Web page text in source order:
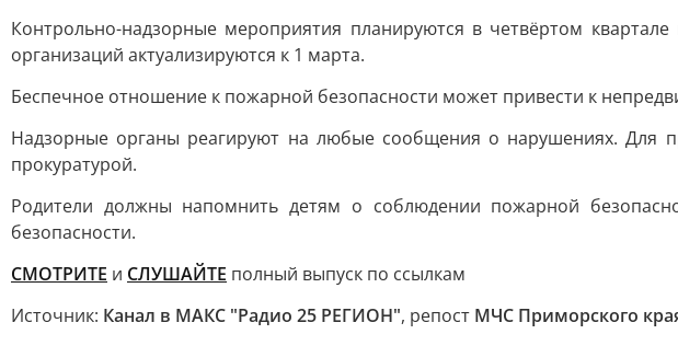
Контрольно-надзорные мероприятия планируются в четвёртом
организаций актуализируются к 1 марта.
Беспечное отношение к пожарной безопасности может привести к
Надзорные органы реагируют на любые сообщения о нарушениях. Для
прокуратурой.
Родители должны напомнить детям о соблюдении пожарной
безопасности.
СМОТРИТЕ и СЛУШАЙТЕ полный выпуск по ссылкам
Источник: Канал в МАКС "Радио 25 РЕГИОН", репост МЧС Приморского